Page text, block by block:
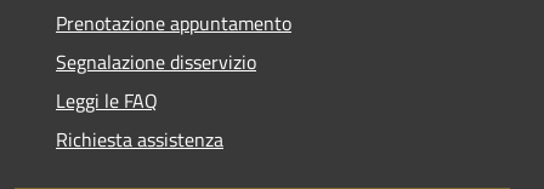
Prenotazione appuntamento
Segnalazione disservizio
Leggi le FAQ
Richiesta assistenza